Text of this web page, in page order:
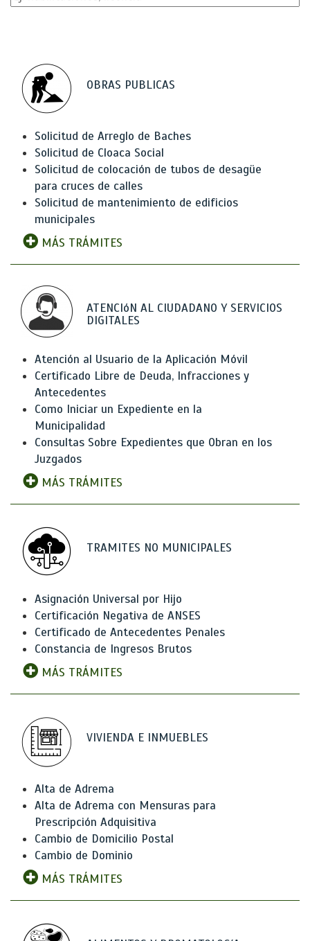
OBRAS PUBLICAS
Solicitud de Arreglo de Baches
Solicitud de Cloaca Social
Solicitud de colocación de tubos de desagüe
para cruces de calles
Solicitud de mantenimiento de edificios
municipales
MÁS TRÁMITES
ATENCIóN AL CIUDADANO Y SERVICIOS
DIGITALES
Atención al Usuario de la Aplicación Móvil
Certificado Libre de Deuda, Infracciones y
Antecedentes
Como Iniciar un Expediente en la
Municipalidad
Consultas Sobre Expedientes que Obran en los
Juzgados
MÁS TRÁMITES
TRAMITES NO MUNICIPALES
Asignación Universal por Hijo
Certificación Negativa de ANSES
Certificado de Antecedentes Penales
Constancia de Ingresos Brutos
MÁS TRÁMITES
VIVIENDA E INMUEBLES
Alta de Adrema
Alta de Adrema con Mensuras para
Prescripción Adquisitiva
Cambio de Domicilio Postal
Cambio de Dominio
MÁS TRÁMITES